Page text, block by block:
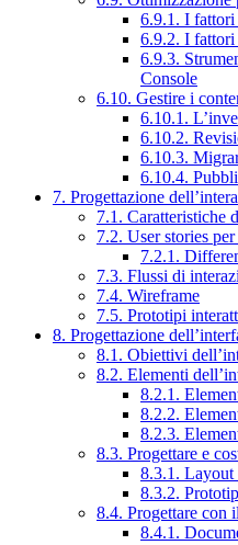
6.9.1. I fattori
6.9.2. I fattori
6.9.3.
Console
6.10. Gestire i
6.10.1.
6.10.2.
6.10.3.
6.10.4.
7. Progettazione
7.1. Caratteristiche
7.2. User stories
7.2.1.
7.3. Flussi di
7.4. Wireframe
7.5. Prototipi
8. Progettazione
8.1. Obiettivi
8.2. Elementi
8.2.1.
8.2.2.
8.2.3.
8.3. Progettare e
8.3.1. Layout
8.3.2.
8.4. Progettare con
8.4.1.